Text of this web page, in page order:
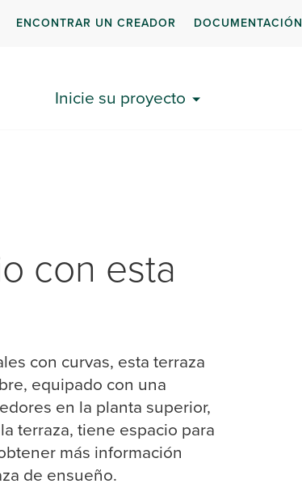
ENCONTRAR UN CREADOR DOCUMENTACIÓN
Inicie su proyecto
con esta
con curvas, esta terraza
equipado con una
en la planta superior,
terraza, tiene espacio para
más información
de ensueño.